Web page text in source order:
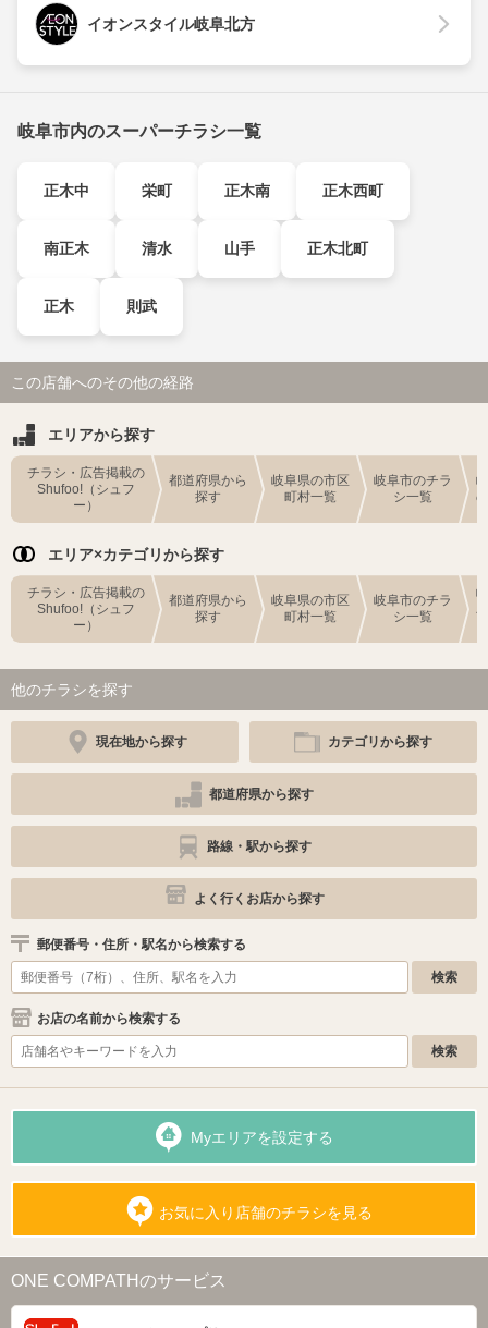
イオンスタイル岐阜北方
岐阜市内のスーパーチラシ一覧
正木中 栄町 正木南 正木西町
南正木 清水 山手 正木北町
正木 則武
この店舗へのその他の経路
エリアから探す
チラシ・広告掲載の
Shufoo!（シュフ
ー）
都道府県から
探す
岐阜県の市区
町村一覧
岐阜市のチラ
シ一覧
エリア×カテゴリから探す
チラシ・広告掲載の
Shufoo!（シュフ
ー）
都道府県から
探す
岐阜県の市区
町村一覧
岐阜市のチラ
シ一覧
他のチラシを探す
現在地から探す カテゴリから探す
都道府県から探す
路線・駅から探す
よく行くお店から探す
郵便番号・住所・駅名から検索する
お店の名前から検索する
Myエリアを設定する
お気に入り店舗のチラシを見る
ONE COMPATHのサービス